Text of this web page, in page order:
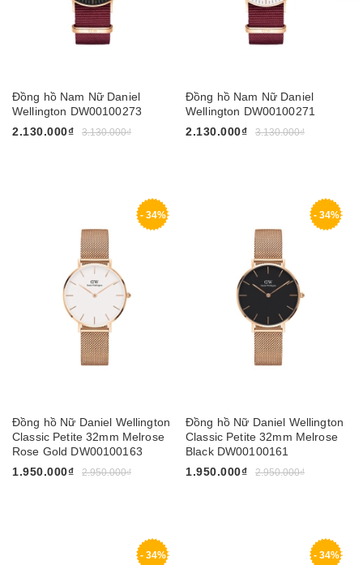
Đồng hồ Nam Nữ Daniel
Wellington DW00100273
2.130.000₫
3.130.000₫
Đồng hồ Nam Nữ Daniel
Wellington DW00100271
2.130.000₫
3.130.000₫
- 34%
Đồng hồ Nữ Daniel Wellington
Classic Petite 32mm Melrose
Rose Gold DW00100163
1.950.000₫
2.950.000₫
- 34%
Đồng hồ Nữ Daniel Wellington
Classic Petite 32mm Melrose
Black DW00100161
1.950.000₫
2.950.000₫
- 34% - 34%